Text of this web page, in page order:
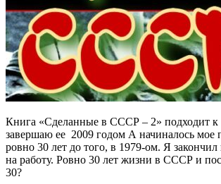
Книга «Сделанные в СССР – 2» подходит к
завершаю ее 2009 годом А начиналось мое
ровно 30 лет до того, в 1979-ом. Я
на работу. Ровно 30 лет жизни в СССР и
30?